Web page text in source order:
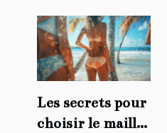
Les secrets pour
choisir le maillot